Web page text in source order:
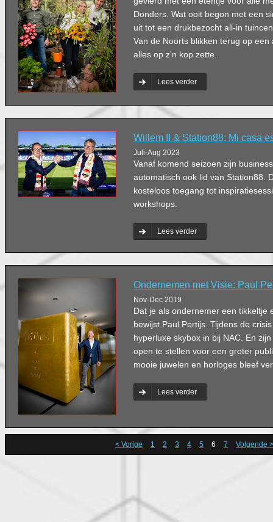
Donders. Wat ooit begon met een
uit tot een drukbezocht all-in
Van de Noorts blikken terug op
alles op z’n kop zette.
Lees verder
Willem II & Station88: Mi casa
Juli-Aug 2023
Vanaf komend seizoen zijn
automatisch ook lid van Station88.
kosteloos toegang tot
workshops.
Lees verder
Ondernemen met Visie: Paul
Nov-Dec 2019
Dat je als ondernemer een tikkeltje
bewijst Paul Pertijs. Tijdens de
hyperluxe skybox in bij NAC. En
open te stellen voor een groter
mooie juwelen en horloges bleef
Lees verder
< Vorige 1 2 3 4 5 6 7 Volgende >